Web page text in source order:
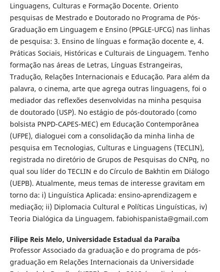
Linguagens, Culturas e Formação Docente. Oriento
pesquisas de Mestrado e Doutorado no Programa de Pós-
Graduação em Linguagem e Ensino (PPGLE-UFCG) nas linhas
de pesquisa: 3. Ensino de línguas e formação docente e, 4.
Práticas Sociais, Históricas e Culturais de Linguagem. Tenho
formação nas áreas de Letras, Línguas Estrangeiras,
Tradução, Relações Internacionais e Educação. Para além da
palavra, o cinema, arte que agrega outras linguagens, foi o
mediador das reflexões desenvolvidas na minha pesquisa
de doutorado (USP). No estágio de pós-doutorado (como
bolsista PNPD-CAPES-MEC) em Educação Contemporânea
(UFPE), dialoguei com a consolidação da minha linha de
pesquisa em Tecnologias, Culturas e Linguagens (TECLIN),
registrada no diretório de Grupos de Pesquisas do CNPq, no
qual sou líder do TECLIN e do Círculo de Bakhtin em Diálogo
(UEPB). Atualmente, meus temas de interesse gravitam em
torno da: i) Linguística Aplicada: ensino-aprendizagem e
mediação; ii) Diplomacia Cultural e Políticas Linguísticas, iv)
Teoria Dialógica da Linguagem. fabiohispanista@gmail.com
Filipe Reis Melo, Universidade Estadual da Paraíba
Professor Associado da graduação e do programa de pós-
graduação em Relações Internacionais da Universidade